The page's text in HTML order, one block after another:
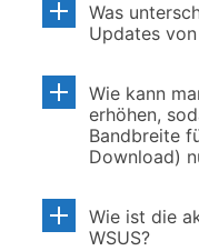
Was
Updates
Wie kann
erhöhen,
Bandbreite
Download)
Wie ist die
WSUS?